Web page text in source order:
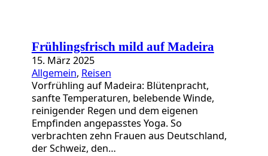
Frühlingsfrisch mild auf Madeira
15. März 2025
Allgemein, Reisen
Vorfrühling auf Madeira: Blütenpracht,
sanfte Temperaturen, belebende Winde,
reinigender Regen und dem eigenen
Empfinden angepasstes Yoga. So
verbrachten zehn Frauen aus Deutschland,
der Schweiz, den…